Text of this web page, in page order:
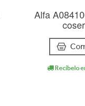
Alfa
Recíbelo